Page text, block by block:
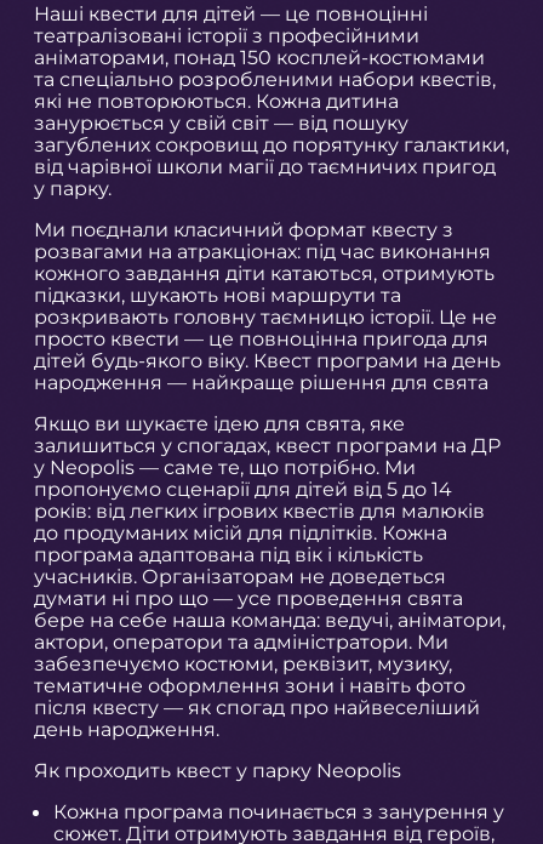
Наші квести для дітей — це повноцінні
театралізовані історії з професійними
аніматорами, понад 150 косплей-костюмами
та спеціально розробленими набори квестів,
які не повторюються. Кожна дитина
занурюється у свій світ — від пошуку
загублених сокровищ до порятунку галактики,
від чарівної школи магії до таємничих пригод
у парку.
Ми поєднали класичний формат квесту з
розвагами на атракціонах: під час виконання
кожного завдання діти катаються, отримують
підказки, шукають нові маршрути та
розкривають головну таємницю історії. Це не
просто квести — це повноцінна пригода для
дітей будь-якого віку. Квест програми на день
народження — найкраще рішення для свята
Якщо ви шукаєте ідею для свята, яке
залишиться у спогадах, квест програми на ДР
у Neopolis — саме те, що потрібно. Ми
пропонуємо сценарії для дітей від 5 до 14
років: від легких ігрових квестів для малюків
до продуманих місій для підлітків. Кожна
програма адаптована під вік і кількість
учасників. Організаторам не доведеться
думати ні про що — усе проведення свята
бере на себе наша команда: ведучі, аніматори,
актори, оператори та адміністратори. Ми
забезпечуємо костюми, реквізит, музику,
тематичне оформлення зони і навіть фото
після квесту — як спогад про найвеселіший
день народження.
Як проходить квест у парку Neopolis
Кожна програма починається з занурення у
сюжет. Діти отримують завдання від героїв,